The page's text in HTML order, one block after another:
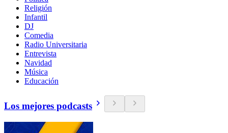
Religión
Infantil
DJ
Comedia
Radio Universitaria
Entrevista
Navidad
Música
Educación
Los mejores podcasts